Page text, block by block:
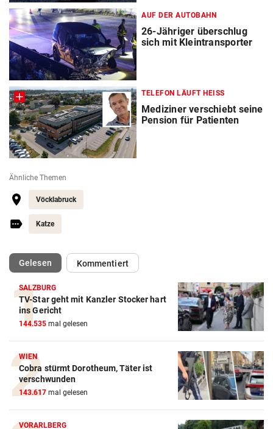
AUF DER AUTOBAHN
26-Jähriger überschlug
sich mit Kleintransporter
TELEFON LÄUFT HEISS
Mediziner verschiebt seine
Pension für Patienten
Ähnliche Themen
Vöcklabruck
Katze
Gelesen(ausgewählt)Kommentiert
SALZBURG
TV-Star geht mit Kanzler Stocker hart
ins Gericht
144.535 mal gelesen
WIEN
Cobra stürmt Dorotheum, Täter ist
verschwunden
143.617 mal gelesen
VORARLBERG